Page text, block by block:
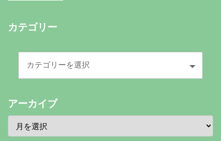
カテゴリー
アーカイブ